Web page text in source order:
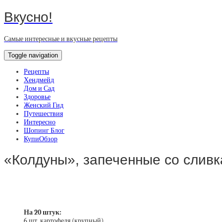
Вкусно!
Самые интересные и вкусные рецепты
Toggle navigation
Рецепты
Хендмейд
Дом и Сад
Здоровье
Женский Гид
Путешествия
Интересно
Шопинг Блог
КупиОбзор
«Колдуны», запеченные со
На 20 штук: